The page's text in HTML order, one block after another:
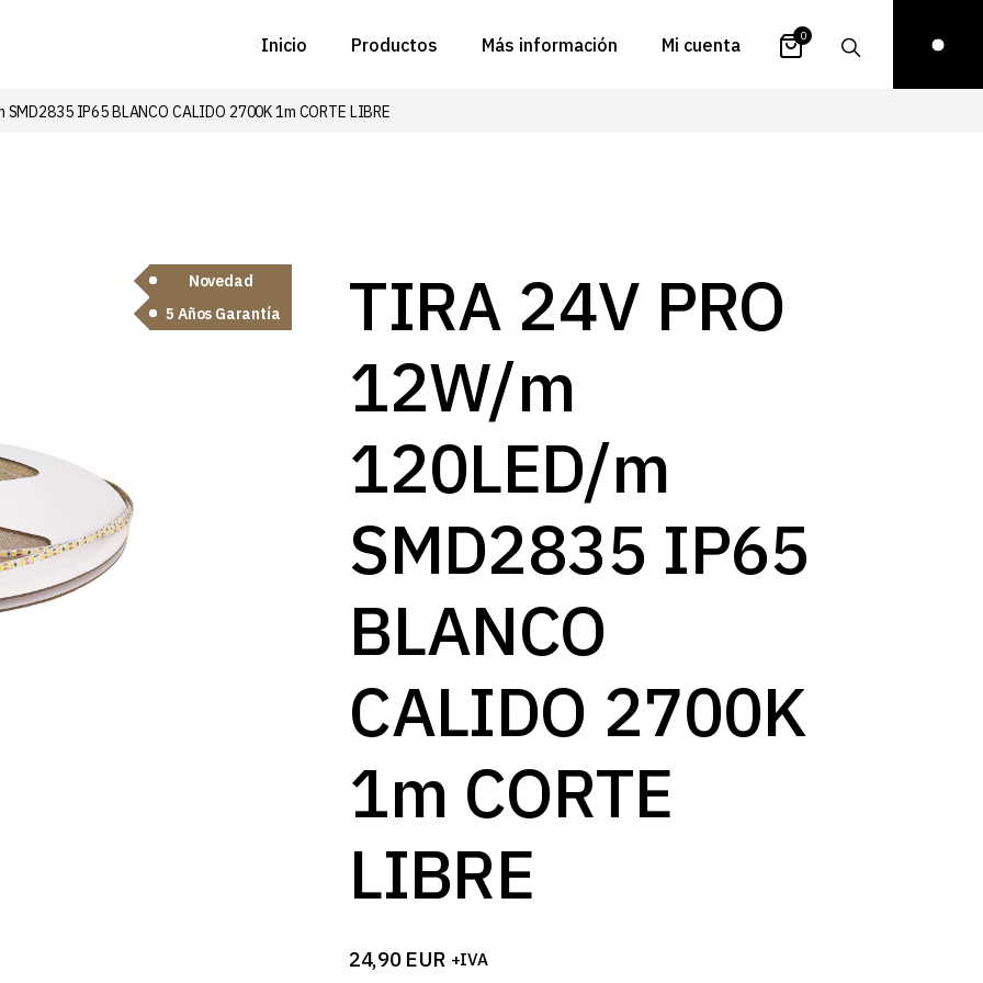
Inicio Productos Más información
FAQs
Proyectos
Zona de inspiración
Blog
Mi cuenta
contraseña
0
IP65 BLANCO CALIDO 2700K 1m CORTE LIBRE
Novedad
5 Años Garantía
TIRA 24V PRO
12W/m
120LED/m
SMD2835 IP65
BLANCO
CALIDO 2700K
1m CORTE
LIBRE
24,90 EUR +IVA